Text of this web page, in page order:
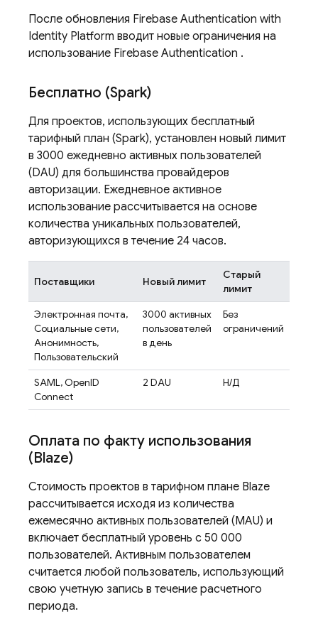
После обновления Firebase Authentication with
Identity Platform вводит новые ограничения на
использование Firebase Authentication .
Бесплатно (Spark)
Для проектов, использующих бесплатный
тарифный план (Spark), установлен новый лимит
в 3000 ежедневно активных пользователей
(DAU) для большинства провайдеров
авторизации. Ежедневное активное
использование рассчитывается на основе
количества уникальных пользователей,
авторизующихся в течение 24 часов.
Поставщики Новый лимит
Старый
лимит
Электронная почта,
Социальные сети,
Анонимность,
Пользовательский
3000 активных
пользователей
в день
Без
ограничений
SAML, OpenID
Connect
2 DAU Н/Д
Оплата по факту использования
(Blaze)
Стоимость проектов в тарифном плане Blaze
рассчитывается исходя из количества
ежемесячно активных пользователей (MAU) и
включает бесплатный уровень с 50 000
пользователей. Активным пользователем
считается любой пользователь, использующий
свою учетную запись в течение расчетного
периода.